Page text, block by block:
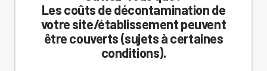
Les coûts de décontamination de
votre site/établissement peuvent
être couverts (sujets à certaines
conditions).